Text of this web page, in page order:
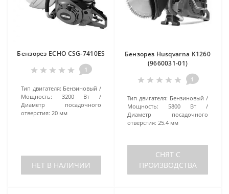
Бензорез ECHO CSG-7410ES
1
Тип двигателя: Бензиновый
Мощность:
3200 Вт
Диаметр посадочного
отверстия: 20 мм
НЕТ В НАЛИЧИИ
Бензорез Husqvarna K1260
(9660031-01)
1
Тип двигателя: Бензиновый
Мощность:
5800 Вт
Диаметр посадочного
отверстия: 25.4 мм
СНЯТ С
ПРОИЗВОДСТВА